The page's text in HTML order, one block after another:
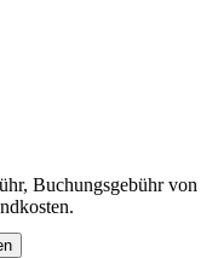
Buchungsgebühr von